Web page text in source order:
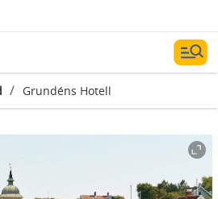
/ Grundéns Hotell